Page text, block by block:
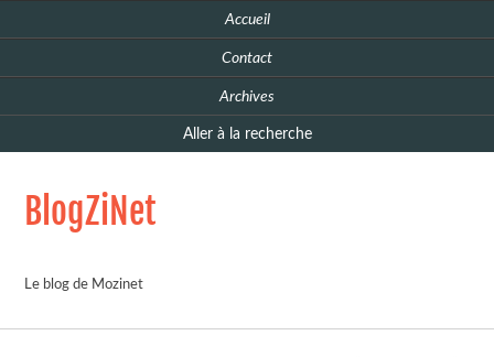
Accueil
Contact
Archives
Aller à la recherche
BlogZiNet
Le blog de Mozinet